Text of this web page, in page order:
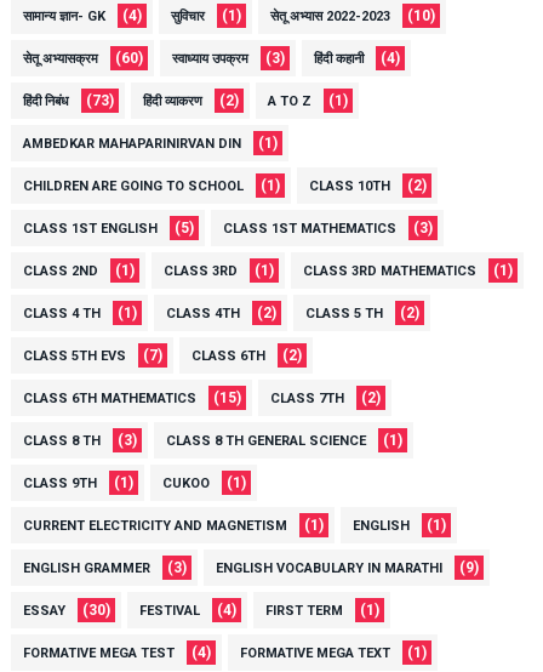
सामान्य ज्ञान- GK (4) सुविचार (1) सेतू अभ्यास 2022-2023 (10)
सेतू अभ्यासक्रम (60) स्वाध्याय उपक्रम (3) हिंदी कहानी (4)
हिंदी निबंध (73) हिंदी व्याकरण (2) A TO Z (1)
AMBEDKAR MAHAPARINIRVAN DIN (1)
CHILDREN ARE GOING TO SCHOOL (1) CLASS 10TH (2)
CLASS 1ST ENGLISH (5) CLASS 1ST MATHEMATICS (3)
CLASS 2ND (1) CLASS 3RD (1) CLASS 3RD MATHEMATICS (1)
CLASS 4 TH (1) CLASS 4TH (2) CLASS 5 TH (2)
CLASS 5TH EVS (7) CLASS 6TH (2)
CLASS 6TH MATHEMATICS (15) CLASS 7TH (2)
CLASS 8 TH (3) CLASS 8 TH GENERAL SCIENCE (1)
CLASS 9TH (1) CUKOO (1)
CURRENT ELECTRICITY AND MAGNETISM (1) ENGLISH (1)
ENGLISH GRAMMER (3) ENGLISH VOCABULARY IN MARATHI (9)
ESSAY (30) FESTIVAL (4) FIRST TERM (1)
FORMATIVE MEGA TEST (4) FORMATIVE MEGA TEXT (1)